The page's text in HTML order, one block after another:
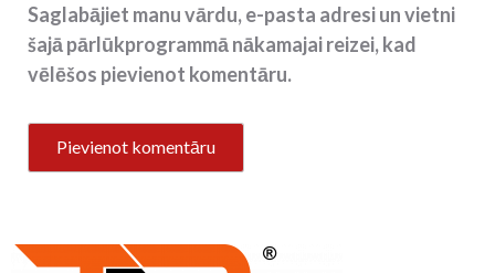
Saglabājiet manu vārdu, e-pasta adresi un vietni
šajā pārlūkprogrammā nākamajai reizei, kad
vēlēšos pievienot komentāru.